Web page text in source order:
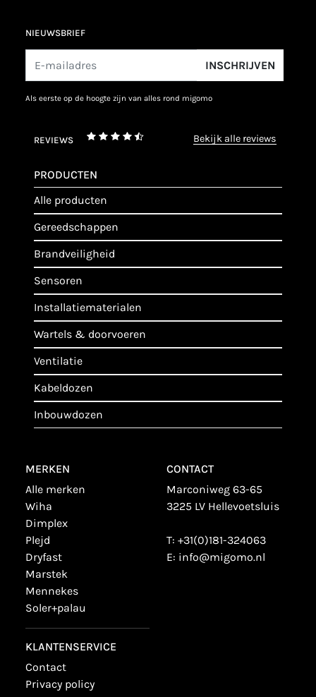
NIEUWSBRIEF
INSCHRIJVEN
als eerste op de hoogte zijn van alles rond migomo
REVIEWS bekijk alle reviews
PRODUCTEN
alle producten
gereedschappen
brandveiligheid
sensoren
installatiematerialen
wartels & doorvoeren
ventilatie
kabeldozen
inbouwdozen
MERKEN
alle merken
wiha
dimplex
plejd
dryfast
marstek
mennekes
soler+palau
KLANTENSERVICE
contact
privacy policy
CONTACT
Marconiweg 63-65
3225 LV Hellevoetsluis
T: +31(0)181-324063
E: info@migomo.nl